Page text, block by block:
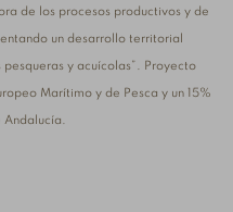
de los procesos productivos y de
un desarrollo territorial
y acuícolas”. Proyecto
Marítimo y de Pesca y un 15%
Andalucía.